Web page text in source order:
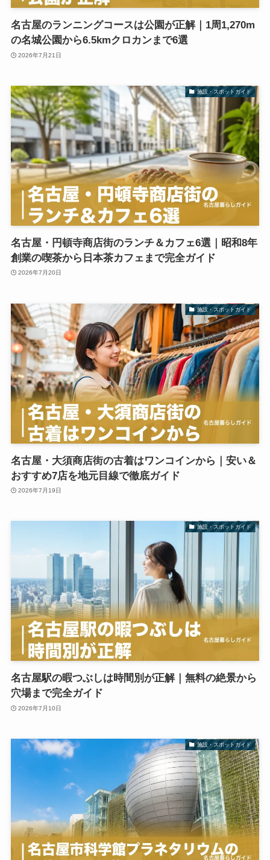
名古屋のランニングコースは公園が正解｜1周1,270m
の名城公園から6.5kmクロカンまで6選
2026年7月21日
施設・スポットガイド
名古屋・円頓寺商店街のランチ＆カフェ6選｜昭和8年
創業の喫茶から日本茶カフェまで完全ガイド
2026年7月20日
施設・スポットガイド
名古屋・大須商店街の古着はワンコインから｜安い＆
おすすめ7店を地元目線で徹底ガイド
2026年7月19日
施設・スポットガイド
名古屋駅の暇つぶしは時間別が正解｜無料の絶景から
穴場まで完全ガイド
2026年7月10日
施設・スポットガイド